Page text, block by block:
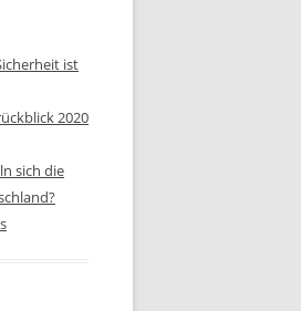
ist
2020
sich die